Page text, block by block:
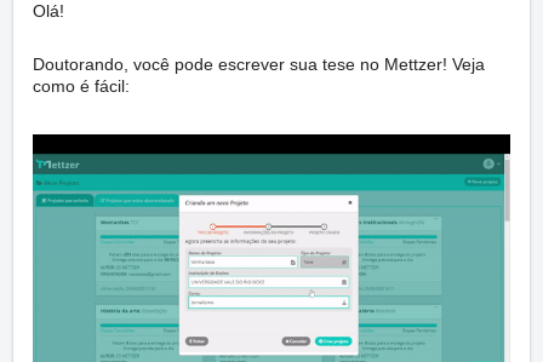
Olá!
Doutorando, você pode escrever sua tese no Mettzer! Veja
como é fácil: